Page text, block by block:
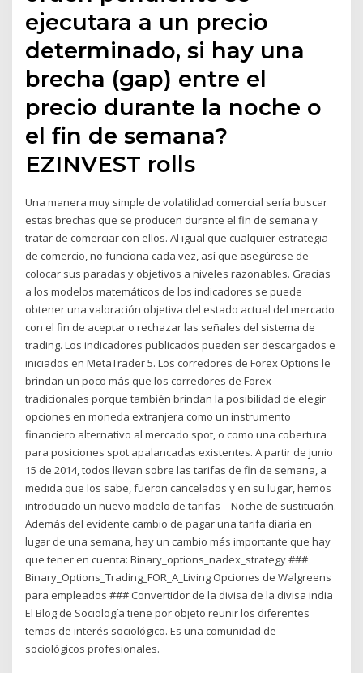
ejecutara a un precio
determinado, si hay una
brecha (gap) entre el
precio durante la noche o
el fin de semana?
EZINVEST rolls
Una manera muy simple de volatilidad comercial sería buscar
estas brechas que se producen durante el fin de semana y
tratar de comerciar con ellos. Al igual que cualquier estrategia
de comercio, no funciona cada vez, así que asegúrese de
colocar sus paradas y objetivos a niveles razonables. Gracias
a los modelos matemáticos de los indicadores se puede
obtener una valoración objetiva del estado actual del mercado
con el fin de aceptar o rechazar las señales del sistema de
trading. Los indicadores publicados pueden ser descargados e
iniciados en MetaTrader 5. Los corredores de Forex Options le
brindan un poco más que los corredores de Forex
tradicionales porque también brindan la posibilidad de elegir
opciones en moneda extranjera como un instrumento
financiero alternativo al mercado spot, o como una cobertura
para posiciones spot apalancadas existentes. A partir de junio
15 de 2014, todos llevan sobre las tarifas de fin de semana, a
medida que los sabe, fueron cancelados y en su lugar, hemos
introducido un nuevo modelo de tarifas – Noche de sustitución.
Además del evidente cambio de pagar una tarifa diaria en
lugar de una semana, hay un cambio más importante que hay
que tener en cuenta: Binary_options_nadex_strategy ###
Binary_Options_Trading_FOR_A_Living Opciones de Walgreens
para empleados ### Convertidor de la divisa de la divisa india
El Blog de Sociología tiene por objeto reunir los diferentes
temas de interés sociológico. Es una comunidad de
sociológicos profesionales.